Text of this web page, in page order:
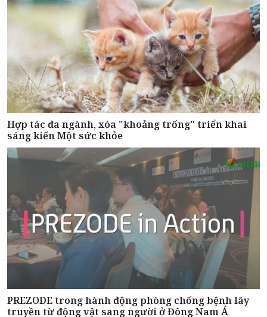
Hợp tác đa ngành, xóa "khoảng trống" triển khai
sáng kiến Một sức khỏe
PREZODE trong hành động phòng chống bệnh lây
truyền từ động vật sang người ở Đông Nam Á